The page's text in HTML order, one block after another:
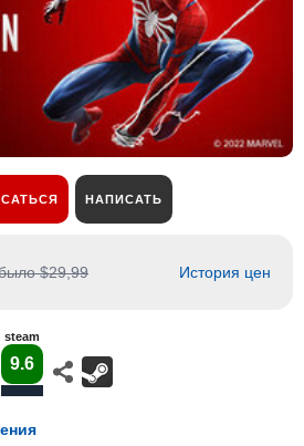
НАПИСАТЬ
$29,99 История цен
steam
9.6